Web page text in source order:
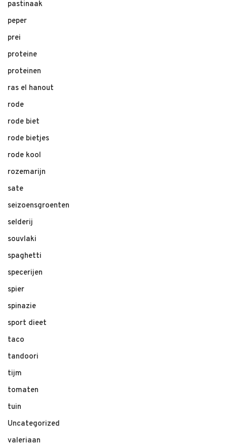
pastinaak
peper
prei
proteine
proteinen
ras el hanout
rode
rode biet
rode bietjes
rode kool
rozemarijn
sate
seizoensgroenten
selderij
souvlaki
spaghetti
specerijen
spier
spinazie
sport dieet
taco
tandoori
tijm
tomaten
tuin
Uncategorized
valeriaan